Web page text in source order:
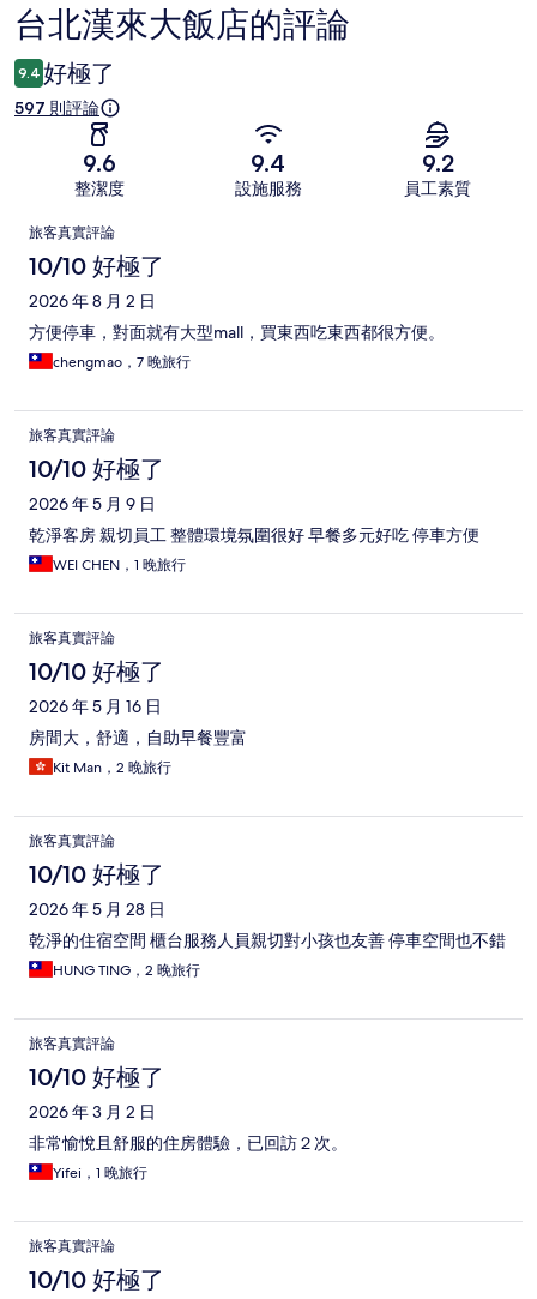
評
論
台北漢來大飯店的評論
9.4 好極了
597 則評論
9.6
整潔度
9.4
設施服務
9.2
員工素質
評
論
旅客真實評論
10/10 好極了
2026 年 8 月 2 日
方便停車，對面就有大型mall，買東西吃東西都很方便。
chengmao，7 晚旅行
旅客真實評論
10/10 好極了
2026 年 5 月 9 日
乾淨客房 親切員工 整體環境氛圍很好 早餐多元好吃 停車方便
WEI CHEN，1 晚旅行
旅客真實評論
10/10 好極了
2026 年 5 月 16 日
房間大，舒適，自助早餐豐富
Kit Man，2 晚旅行
旅客真實評論
10/10 好極了
2026 年 5 月 28 日
乾淨的住宿空間 櫃台服務人員親切對小孩也友善 停車空間也不錯
HUNG TING，2 晚旅行
旅客真實評論
10/10 好極了
2026 年 3 月 2 日
非常愉悅且舒服的住房體驗，已回訪２次。
Yifei，1 晚旅行
旅客真實評論
10/10 好極了